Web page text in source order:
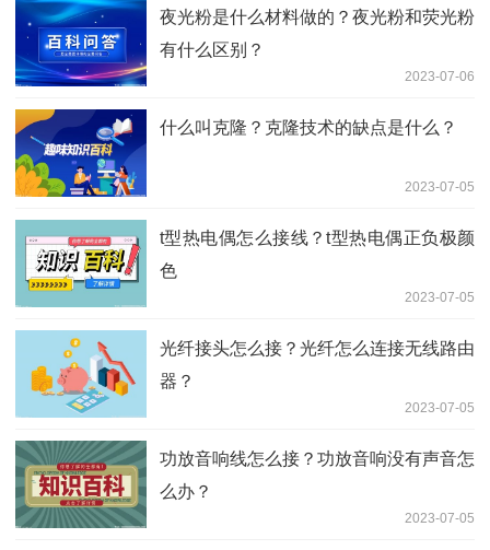
夜光粉是什么材料做的？夜光粉和荧光粉
有什么区别？
2023-07-06
什么叫克隆？克隆技术的缺点是什么？
2023-07-05
t型热电偶怎么接线？t型热电偶正负极颜
色
2023-07-05
光纤接头怎么接？光纤怎么连接无线路由
器？
2023-07-05
功放音响线怎么接？功放音响没有声音怎
么办？
2023-07-05